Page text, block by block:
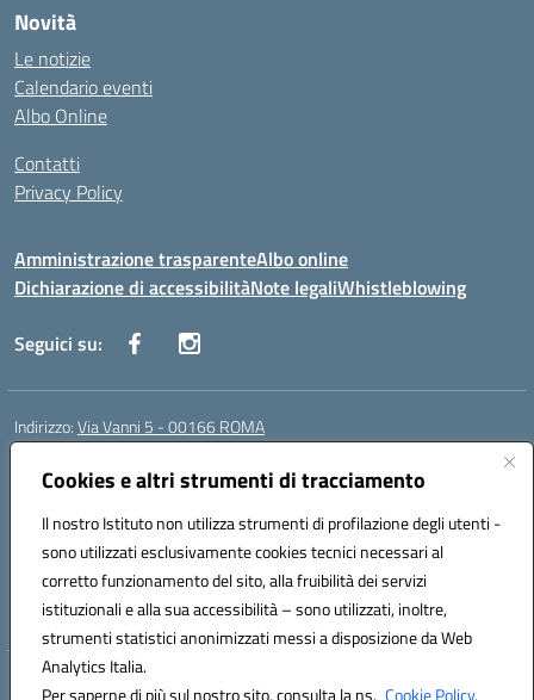
Cookies e altri strumenti di tracciamento
Il nostro Istituto non utilizza strumenti di profilazione degli utenti -
sono utilizzati esclusivamente cookies tecnici necessari al
corretto funzionamento del sito, alla fruibilità dei servizi
istituzionali e alla sua accessibilità – sono utilizzati, inoltre,
strumenti statistici anonimizzati messi a disposizione da Web
Analytics Italia.
Per saperne di più sul nostro sito, consulta la ns. Cookie Policy.
Novità
Le notizie
Calendario eventi
Albo Online
Contatti
Privacy Policy
Amministrazione trasparenteAlbo online
Dichiarazione di accessibilitàNote legaliWhistleblowing
Seguici su:
Indirizzo:Via Vanni 5 - 00166 ROMA
Centralino:
Posta elettronica certificata (PEC):RMIC86500P@pec.istruzione.it
Codice fiscale: 97197050582
Codice meccanografico:RMIC86500P
Codice Indice delle Pubbliche Amministrazioni (IPA): istsc_RMIC86500P
Codice unico di fatturazione (CUF): UFSRRZ
Hosting & Powered by 3D Solution S.r.l.